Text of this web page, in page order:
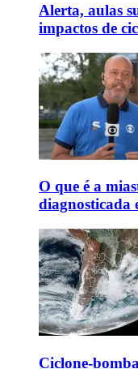
Alerta, aulas
impactos de
O que é a
diagnosticada
Ciclone-